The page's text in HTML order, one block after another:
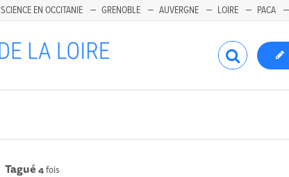
SCIENCE EN OCCITANIE GRENOBLE AUVERGNE LOIRE PACA
Tagué 4fois